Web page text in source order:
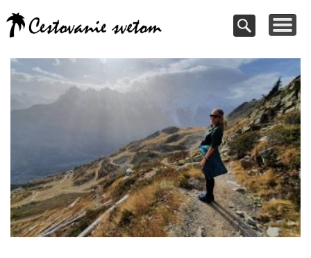
Cestovanie a
dovolenky
svetom
DOVOLENKY Cestujte s nami
VAŠE PRÍSPEVKY Inšpirujte sa
TIPY NA VÝLETY Kde vycestovať
NÁVODY Pomoc pri rezervácii